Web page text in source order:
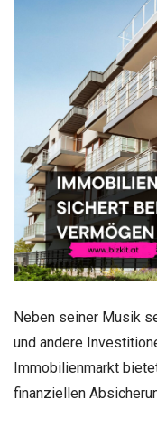
Neben seiner Musik
und andere
Immobilienmarkt
finanziellen